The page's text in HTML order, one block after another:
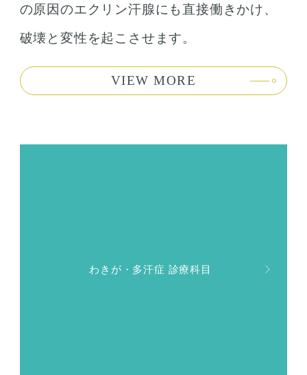
の原因のエクリン汗腺にも直接働きかけ、
破壊と変性を起こさせます。
VIEW MORE
わきが・多汗症 診療科目